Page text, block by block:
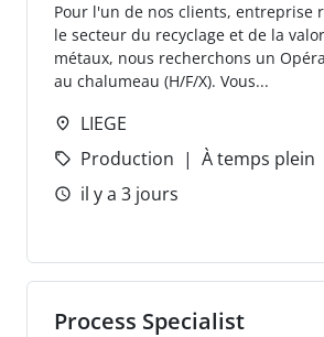
Pour l'un de nos clients, entreprise
le secteur du recyclage et de la
métaux, nous recherchons un
au chalumeau (H/F/X). Vous...
LIEGE
Production
À temps plein
il y a 3 jours
Process Specialist